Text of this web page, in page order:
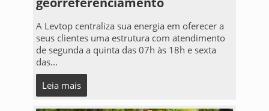
A Levtop centraliza sua energia em oferecer a
seus clientes uma estrutura com atendimento
de segunda a quinta das 07h às 18h e sexta
das...
Leia mais